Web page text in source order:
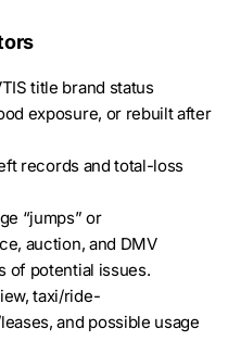
title brand status
exposure, or rebuilt after
records and total-loss
“jumps” or
auction, and DMV
of potential issues.
taxi/ride-
and possible usage